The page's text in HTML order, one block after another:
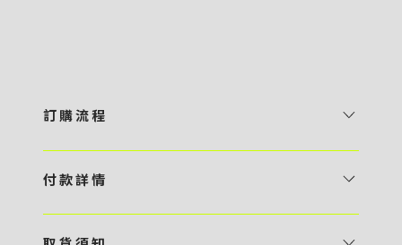
訂 購 流 程
預 約 〉，參看官網上的商品目錄和作品照片去選擇心儀的款式，同時可
報價 貴客可透過電郵方式或 WhatsApp 平台提交定製資料，4AM 團
付 款 詳 情
・ Payme ・ 現金機入數 ・ 銀行櫃檯入數 ・ ATM自動櫃員機轉帳 ・